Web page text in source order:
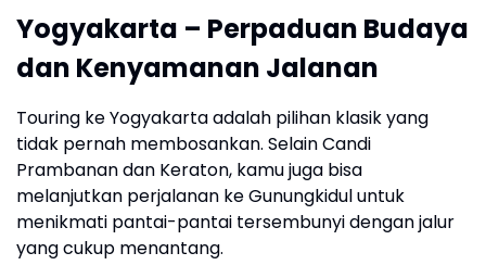
Yogyakarta – Perpaduan Budaya
dan Kenyamanan Jalanan
Touring ke Yogyakarta adalah pilihan klasik yang
tidak pernah membosankan. Selain Candi
Prambanan dan Keraton, kamu juga bisa
melanjutkan perjalanan ke Gunungkidul untuk
menikmati pantai-pantai tersembunyi dengan jalur
yang cukup menantang.